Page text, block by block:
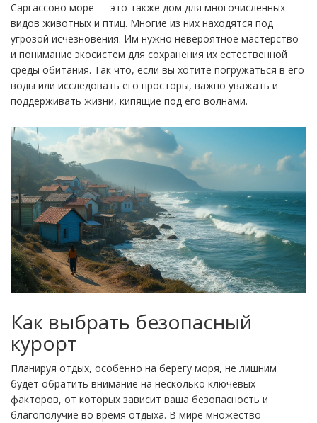
Саргассово море — это также дом для многочисленных
видов животных и птиц. Многие из них находятся под
угрозой исчезновения. Им нужно невероятное мастерство
и понимание экосистем для сохранения их естественной
среды обитания. Так что, если вы хотите погружаться в его
воды или исследовать его просторы, важно уважать и
поддерживать жизни, кипящие под его волнами.
Как выбрать безопасный
курорт
Планируя отдых, особенно на берегу моря, не лишним
будет обратить внимание на несколько ключевых
факторов, от которых зависит ваша безопасность и
благополучие во время отдыха. В мире множество